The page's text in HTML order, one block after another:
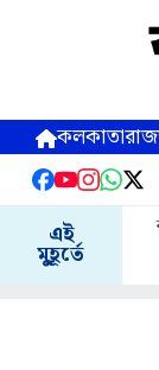
কলকাতা
এই
মুহূর্তে